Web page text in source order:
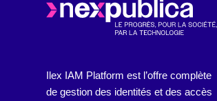
Ilex IAM Platform est l’offre complète
de gestion des identités et des accès